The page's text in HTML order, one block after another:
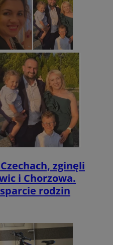
zginęli
i Chorzowa.
rodzin